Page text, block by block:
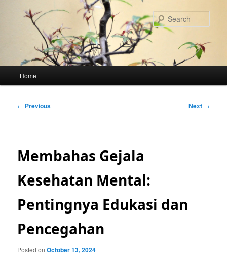
Home
Post
← Previous Next →
Membahas Gejala
Kesehatan Mental:
Pentingnya Edukasi dan
Pencegahan
Posted onOctober 13, 2024